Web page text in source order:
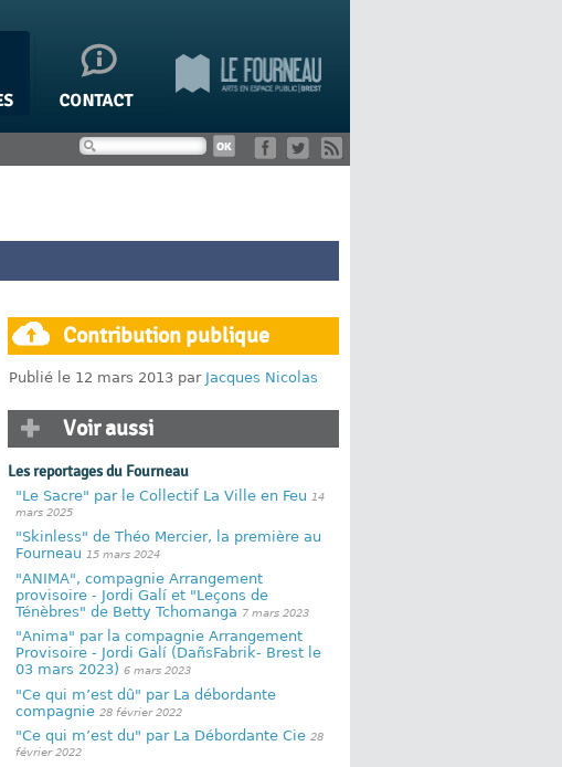
Contribution publique
Publié le 12 mars 2013 par Jacques Nicolas
Voir aussi
Les reportages du Fourneau
"Le Sacre" par le Collectif La Ville en Feu 14
mars 2025
"Skinless" de Théo Mercier, la première au
Fourneau 15 mars 2024
"ANIMA", compagnie Arrangement
provisoire - Jordi Galí et "Leçons de
Ténèbres" de Betty Tchomanga 7 mars 2023
"Anima" par la compagnie Arrangement
Provisoire - Jordi Galí (DañsFabrik- Brest le
03 mars 2023) 6 mars 2023
"Ce qui m’est dû" par La débordante
compagnie 28 février 2022
"Ce qui m’est du" par La Débordante Cie 28
février 2022